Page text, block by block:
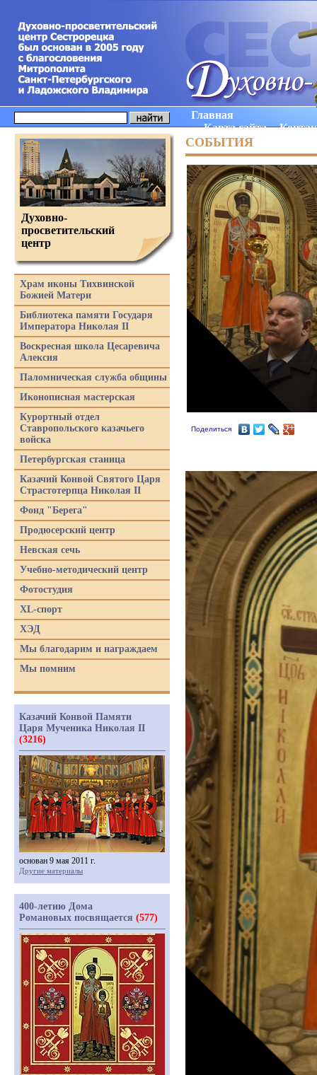
Главная
Карта сайта
СОБЫТИЯ
Поделиться
Духовно-
просветительский
центр
Храм иконы Тихвинской
Божией Матери
Библиотека памяти Государя
Императора Николая II
Воскресная школа Цесаревича
Алексия
Паломническая служба общины
Иконописная мастерская
Курортный отдел
Ставропольского казачьего
войска
Петербургская станица
Казачий Конвой Святого Царя
Страстотерпца Николая II
Фонд "Берега"
Продюсерский центр
Невская сечь
Учебно-методический центр
Фотостудия
XL-спорт
ХЭД
Мы благодарим и награждаем
Мы помним
Казачий Конвой Памяти
Царя Мученика Николая II
(3216)
основан 9 мая 2011 г.
Другие материалы
400-летию Дома
Романовых посвящается (577)